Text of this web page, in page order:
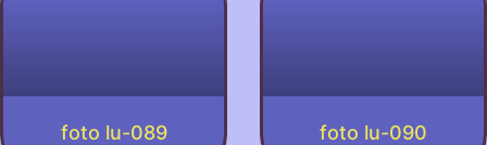
foto lu-089 foto lu-090